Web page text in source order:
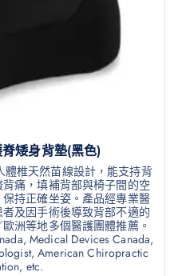
矮身背墊(黑色)
體椎天然苗線設計，能支持背
痛，填補背部與椅子間的空
持正確坐姿。產品經專業醫
及因手術後導致背部不適的
洲等地多個醫護團體推薦。
Medical Devices Canada,
American Chiropractic
etc.